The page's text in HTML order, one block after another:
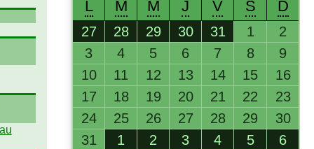
L M M J V S D
27 28 29 30 31 1
2
3
4 5 6 7 8
9
10
11 12 13 14 15
16
17
18 19 20 21 22
23
24
25 26 27 28 29
30
31
1 2 3 4 5 6